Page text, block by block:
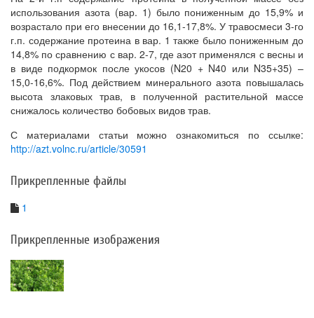
использования азота (вар. 1) было пониженным до 15,9% и
возрастало при его внесении до 16,1-17,8%. У травосмеси 3-го
г.п. содержание протеина в вар. 1 также было пониженным до
14,8% по сравнению с вар. 2-7, где азот применялся с весны и
в виде подкормок после укосов (N20 + N40 или N35+35) –
15,0-16,6%. Под действием минерального азота повышалась
высота злаковых трав, в полученной растительной массе
снижалось количество бобовых видов трав.
С материалами статьи можно ознакомиться по ссылке:
http://azt.volnc.ru/article/30591
Прикрепленные файлы
1
Прикрепленные изображения